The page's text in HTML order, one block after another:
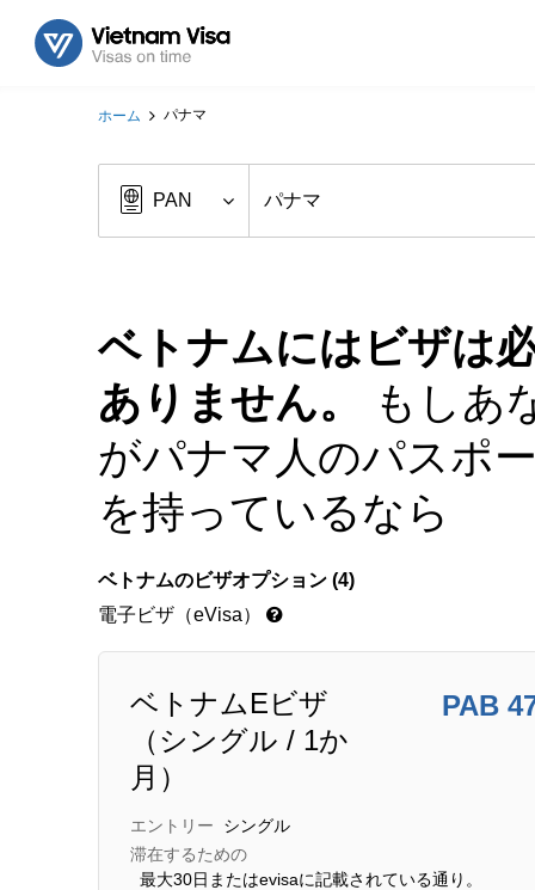
ホーム パナマ
ベトナムにはビザは
ありません。
もしあ
がパナマ人のパスポ
を持っているなら
ベトナムのビザオプション (4)
電子ビザ（eVisa）
ベトナムEビザ
（シングル / 1か
月）
PAB
エントリー
シングル
滞在するための
最大30日またはevisaに記載されている通り。